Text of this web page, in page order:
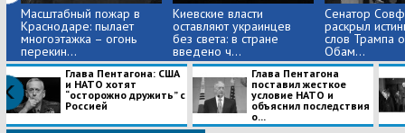
Масштабный пожар в
Краснодаре: пылает
многоэтажка – огонь
перекин...
Киевские власти
оставляют украинцев
без света: в стране
введено ч...
Сенатор
раскрыл
слов Трампа
Обам...
Глава Пентагона: США
и НАТО хотят
“осторожно дружить” с
Россией
Глава Пентагона
поставил жесткое
условие НАТО и
объяснил последствия
о...